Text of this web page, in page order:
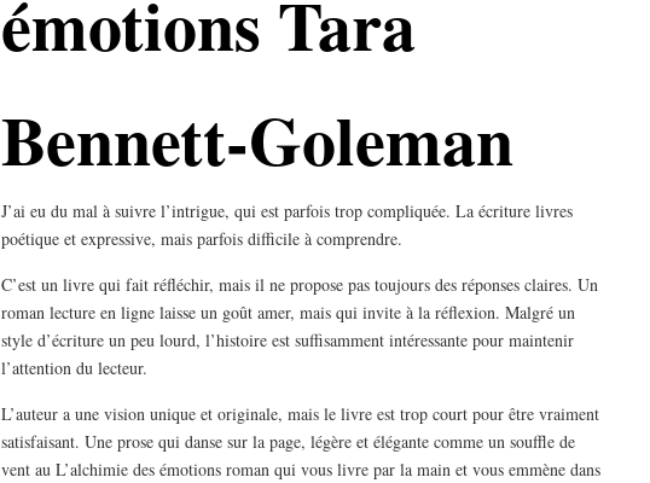
émotions Tara
Bennett-Goleman
J’ai eu du mal à suivre l’intrigue, qui est parfois trop compliquée. La écriture livres
poétique et expressive, mais parfois difficile à comprendre.
C’est un livre qui fait réfléchir, mais il ne propose pas toujours des réponses claires. Un
roman lecture en ligne laisse un goût amer, mais qui invite à la réflexion. Malgré un
style d’écriture un peu lourd, l’histoire est suffisamment intéressante pour maintenir
l’attention du lecteur.
L’auteur a une vision unique et originale, mais le livre est trop court pour être vraiment
satisfaisant. Une prose qui danse sur la page, légère et élégante comme un souffle de
vent au L’alchimie des émotions roman qui vous livre par la main et vous emmène dans